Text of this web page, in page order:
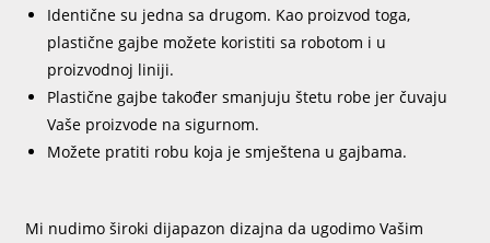
Identične su jedna sa drugom. Kao proizvod toga,
plastične gajbe možete koristiti sa robotom i u
proizvodnoj liniji.
Plastične gajbe također smanjuju štetu robe jer čuvaju
Vaše proizvode na sigurnom.
Možete pratiti robu koja je smještena u gajbama.
Mi nudimo široki dijapazon dizajna da ugodimo Vašim